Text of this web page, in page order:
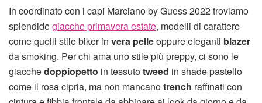
In coordinato con i capi Marciano by Guess 2022 troviamo
splendidegiacche primavera estate, modelli di carattere
come quelli stile biker in vera pelleoppure eleganti blazer
da smoking. Per chi ama uno stile più preppy, ci sono le
giacchedoppiopetto in tessutotweed in shade pastello
come il rosa cipria, ma non mancanotrench raffinati con